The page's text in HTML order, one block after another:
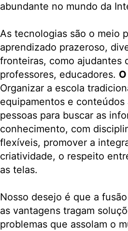
abundante no mundo da
As tecnologias são o meio
aprendizado prazeroso,
fronteiras, como ajudantes
professores, educadores.
Organizar a escola
equipamentos e conteúdos
pessoas para buscar as
conhecimento, com
flexíveis, promover a
criatividade, o respeito
as telas.
Nosso desejo é que a
as vantagens tragam
problemas que assolam o